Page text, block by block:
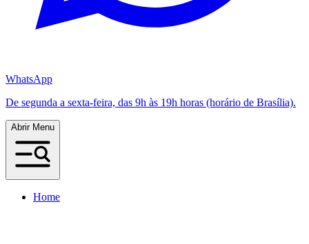
WhatsApp
De segunda a sexta-feira, das 9h às 19h horas (horário de Brasília).
Abrir Menu
Home